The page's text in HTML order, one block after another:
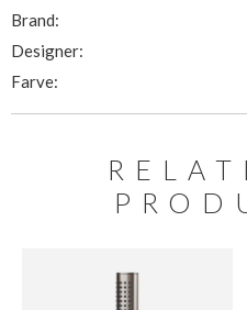
Brand:
Designer:
Farve: